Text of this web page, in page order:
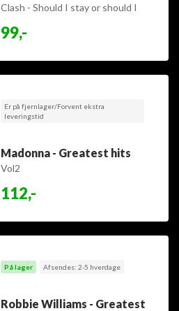
Clash - Should I stay or should I
99,-
Er på fjernlager/Forvent ekstra
leveringstid
Madonna - Greatest hits
Vol2
112,-
På lager Afsendes: 2-5 hverdage
Robbie Williams - Greatest